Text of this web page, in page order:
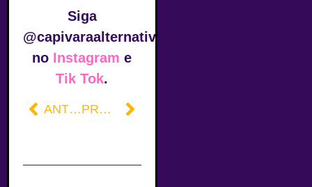
Siga
@capivaraalternativa
no Instagram e
Tik Tok.
ANTERIOR PRÓXIMO